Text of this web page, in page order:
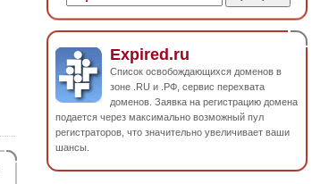
Expired.ru
Список освобождающихся доменов в
зоне .RU и .РФ, сервис перехвата
доменов. Заявка на регистрацию домена
подается через максимально возможный пул
регистраторов, что значительно увеличивает ваши
шансы.